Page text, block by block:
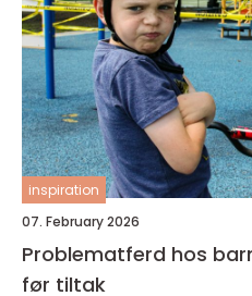
inspiration
07. February 2026
Problematferd hos barn og
før tiltak